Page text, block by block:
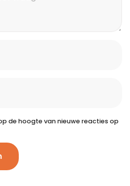
de hoogte van nieuwe reacties op